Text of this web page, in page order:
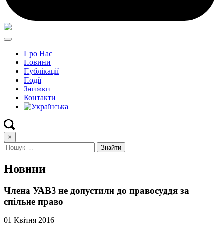
Про Нас
Новини
Публікації
Події
Знижки
Контакти
×
Новини
Члена УАВЗ не допустили до правосуддя за
спільне право
01 Квітня 2016